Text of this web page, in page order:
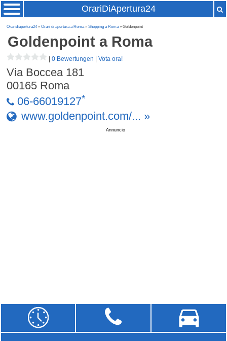
OrariDiApertura24
Oraridiapertura24»Orari di apertura a Roma»Shopping a Roma» Goldenpoint
Goldenpoint a Roma
|0 Bewertungen |Vota ora!
Via Boccea 181
00165 Roma
06-66019127*
www.goldenpoint.com/... »
Annuncio